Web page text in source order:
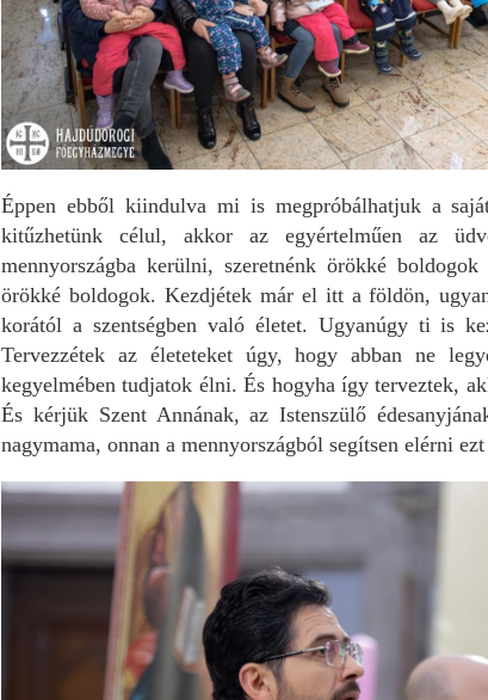
Éppen ebből kiindulva mi is megpróbálhatjuk a
kitűzhetünk célul, akkor az egyértelműen az
mennyországba kerülni, szeretnénk örökké
örökké boldogok. Kezdjétek már el itt a földön,
korától a szentségben való életet. Ugyanúgy ti is
Tervezzétek az életeteket úgy, hogy abban ne
kegyelmében tudjatok élni. És hogyha így terveztek,
És kérjük Szent Annának, az Istenszülő
nagymama, onnan a mennyországból segítsen elérni